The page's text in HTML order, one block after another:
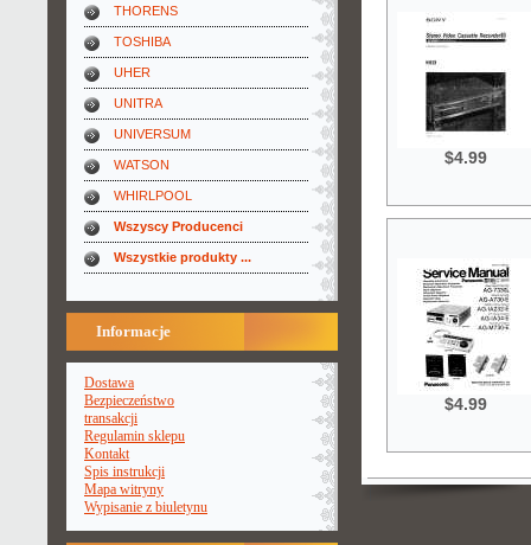
THORENS
TOSHIBA
UHER
UNITRA
UNIVERSUM
WATSON
WHIRLPOOL
Wszyscy Producenci
Wszystkie produkty ...
Informacje
Dostawa
Bezpieczeństwo
transakcji
Regulamin sklepu
Kontakt
Spis instrukcji
Mapa witryny
Wypisanie z biuletynu
$4.99
$4.99